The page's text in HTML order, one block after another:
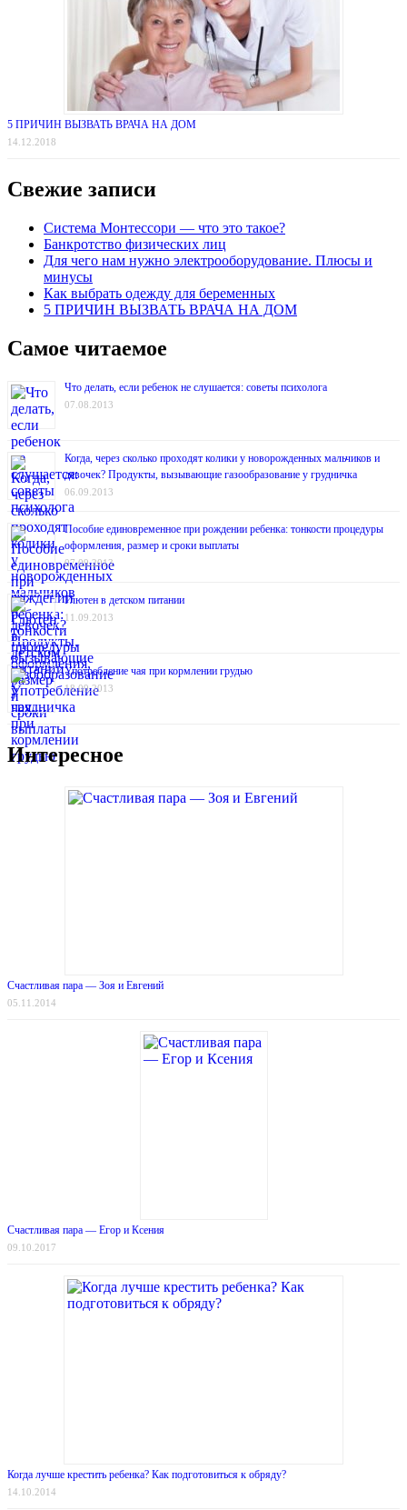
5 ПРИЧИН ВЫЗВАТЬ ВРАЧА НА ДОМ
14.12.2018
Свежие записи
Система Монтессори — что это такое?
Банкротство физических лиц
Для чего нам нужно электрооборудование. Плюсы и
минусы
Как выбрать одежду для беременных
5 ПРИЧИН ВЫЗВАТЬ ВРАЧА НА ДОМ
Самое читаемое
Что делать, если ребенок не слушается: советы психолога
07.08.2013
Когда, через сколько проходят колики у новорожденных мальчиков и
девочек? Продукты, вызывающие газообразование у грудничка
06.09.2013
Пособие единовременное при рождении ребенка: тонкости процедуры
оформления, размер и сроки выплаты
07.09.2013
Глютен в детском питании
11.09.2013
Употребление чая при кормлении грудью
18.09.2013
Интересное
Счастливая пара — Зоя и Евгений
05.11.2014
Счастливая пара — Егор и Ксения
09.10.2017
Когда лучше крестить ребенка? Как подготовиться к обряду?
14.10.2014